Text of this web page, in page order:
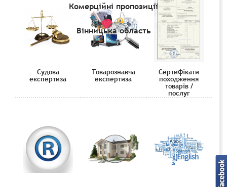
Комерційні пропозиції
Вінницька область
Судова
експертиза
Товарознавча
експертиза
Сертифікати
походження
товарів /
послуг